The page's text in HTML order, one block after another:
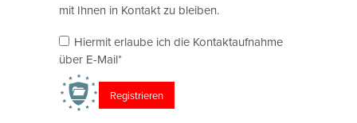
mit Ihnen in Kontakt zu bleiben.
Hiermit erlaube ich die Kontaktaufnahme
über E-Mail*